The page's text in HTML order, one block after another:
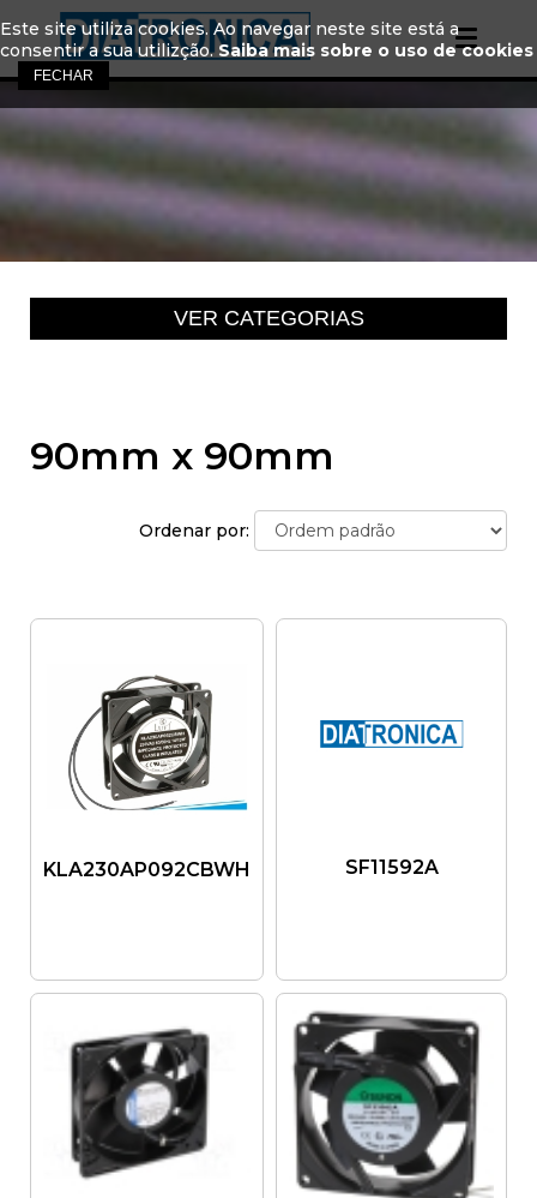
90mm x 90mm
Ordenar por:
KLA230AP092CBWH SF11592A
Este site utiliza cookies. Ao navegar neste site está a
consentir a sua utilizção. Saiba mais sobre o uso de cookies